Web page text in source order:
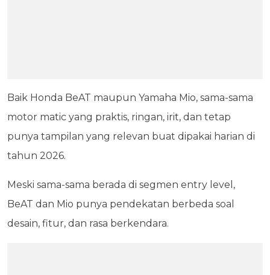
Baik Honda BeAT maupun Yamaha Mio, sama-sama
motor matic yang praktis, ringan, irit, dan tetap
punya tampilan yang relevan buat dipakai harian di
tahun 2026.
Meski sama-sama berada di segmen entry level,
BeAT dan Mio punya pendekatan berbeda soal
desain, fitur, dan rasa berkendara.